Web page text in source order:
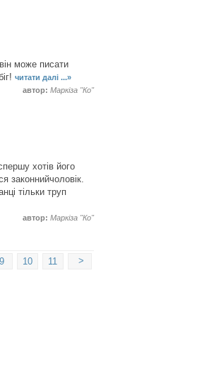
може писати
читати далі ...»
автор: Маркіза "Ко"
хотів його
законнийчоловік.
тільки труп
автор: Маркіза "Ко"
>
11
10
9